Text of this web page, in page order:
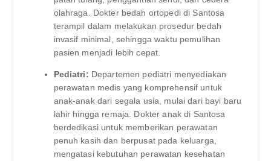
olahraga. Dokter bedah ortopedi di Santosa
terampil dalam melakukan prosedur bedah
invasif minimal, sehingga waktu pemulihan
pasien menjadi lebih cepat.
Pediatri: Departemen pediatri menyediakan
perawatan medis yang komprehensif untuk
anak-anak dari segala usia, mulai dari bayi baru
lahir hingga remaja. Dokter anak di Santosa
berdedikasi untuk memberikan perawatan
penuh kasih dan berpusat pada keluarga,
mengatasi kebutuhan perawatan kesehatan